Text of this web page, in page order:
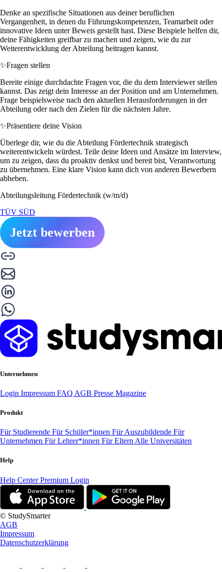
Denke an spezifische Situationen aus deiner beruflichen
Vergangenheit, in denen du Führungskompetenzen, Teamarbeit oder
innovative Ideen unter Beweis gestellt hast. Diese Beispiele helfen dir,
deine Fähigkeiten greifbar zu machen und zeigen, wie du zur
Weiterentwicklung der Abteilung beitragen kannst.
✨Fragen stellen
Bereite einige durchdachte Fragen vor, die du dem Interviewer stellen
kannst. Das zeigt dein Interesse an der Position und am Unternehmen.
Frage beispielsweise nach den aktuellen Herausforderungen in der
Abteilung oder nach den Zielen für die nächsten Jahre.
✨Präsentiere deine Vision
Überlege dir, wie du die Abteilung Fördertechnik strategisch
weiterentwickeln würdest. Teile deine Ideen und Ansätze im Interview,
um zu zeigen, dass du proaktiv denkst und bereit bist, Verantwortung
zu übernehmen. Eine klare Vision kann dich von anderen Bewerbern
abheben.
Abteilungsleitung Fördertechnik (w/m/d)
TÜV SÜD
Jetzt bewerben
Unternehmen
Login Impressum FAQ AGB Presse Magazine
Produkt
Für Studierende Für Schüler*innen Für Auszubildende Für
Unternehmen Für Lehrer*innen Für Eltern Alle Universitäten
Help
Help CenterPremium Login
© StudySmarter
AGB
Impressum
Datenschutzerklärung